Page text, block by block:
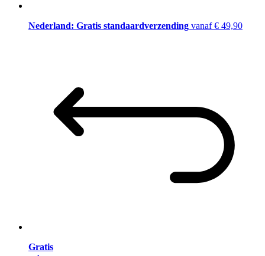
Nederland: Gratis standaardverzending vanaf € 49,90
Gratis